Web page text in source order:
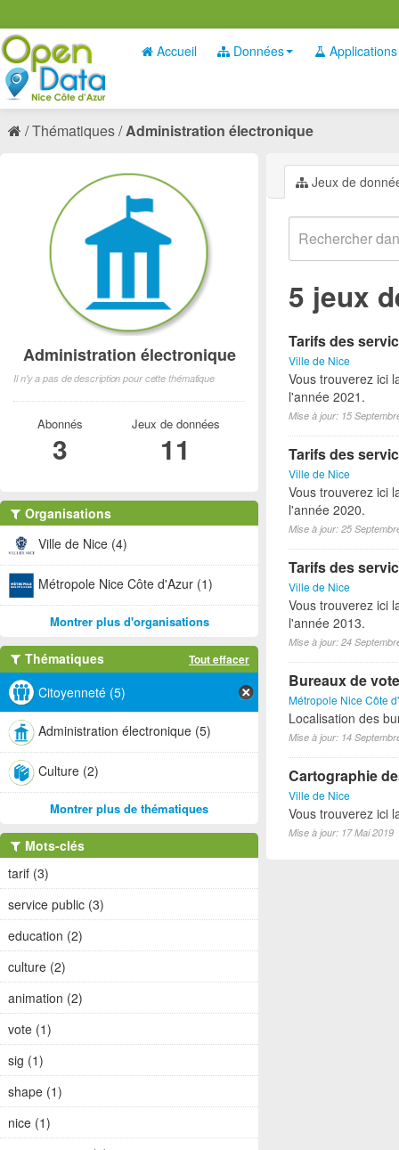
Accueil Données Applications
Thématiques Administration électronique
Jeux de
5 jeux
Tarifs des
Ville de Nice
Vous trouverez ici
l'année 2021.
Mise à jour: 15
Tarifs des
Ville de Nice
Vous trouverez ici
l'année 2020.
Mise à jour: 25
Tarifs des
Ville de Nice
Vous trouverez ici
l'année 2013.
Mise à jour: 24
Bureaux de
Métropole Nice Côte
Localisation des
Mise à jour: 14
Cartographie
Ville de Nice
Vous trouverez ici
Mise à jour: 17 Mai 2019
Administration électronique
Il n'y a pas de description pour cette thématique
Abonnés
3
Jeux de données
11
Organisations
Ville de Nice (4)
Métropole Nice Côte d'Azur (1)
Montrer plus d'organisations
Thématiques Tout effacer
Citoyenneté (5)
Administration électronique (5)
Culture (2)
Montrer plus de thématiques
Mots-clés
tarif (3)
service public (3)
education (2)
culture (2)
animation (2)
vote (1)
sig (1)
shape (1)
nice (1)